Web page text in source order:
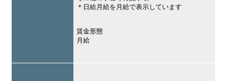
＊日給月給を月給で表示しています
賃金形態
月給